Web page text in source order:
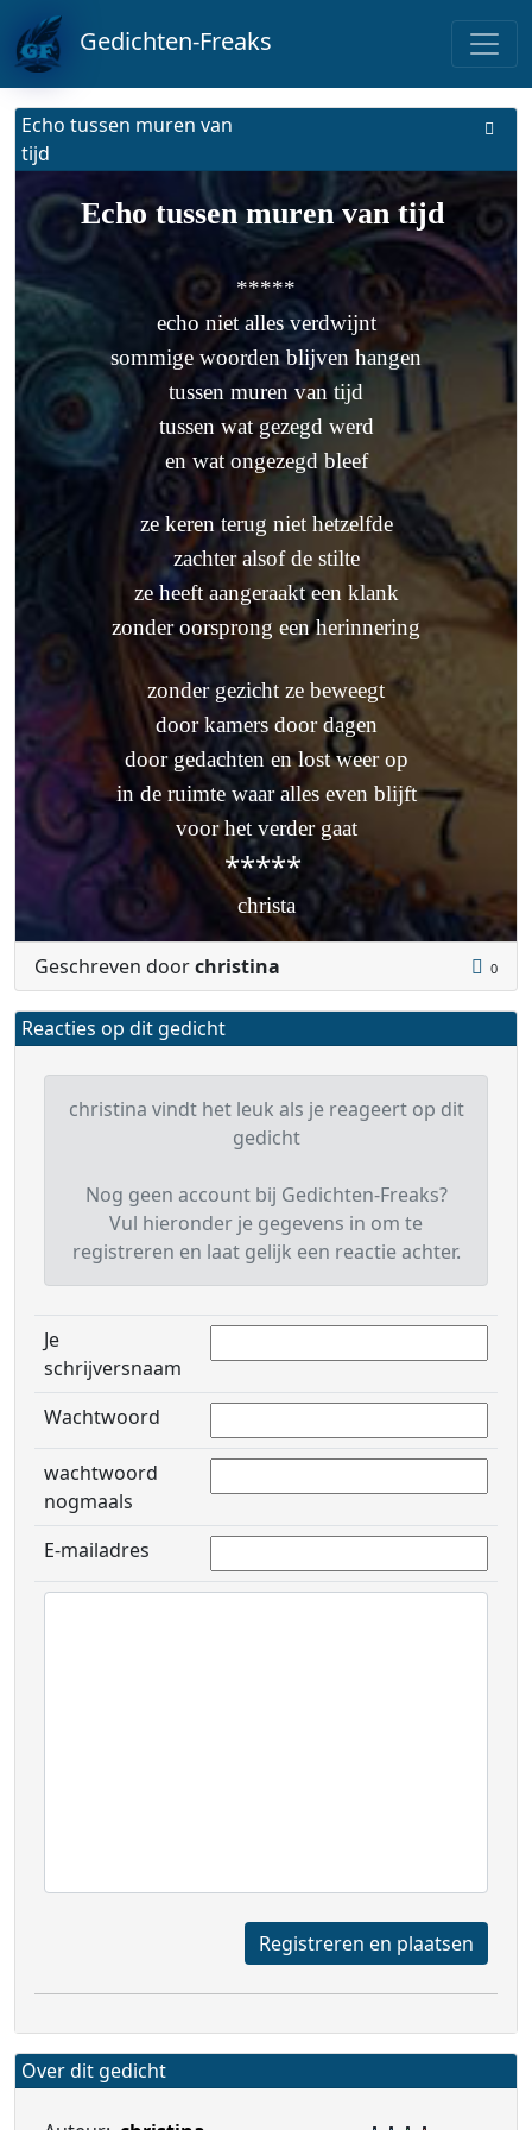
Gedichten-Freaks
Echo tussen muren van
tijd
Echo tussen muren van tijd
*****
echo niet alles verdwijnt
sommige woorden blijven hangen
tussen muren van tijd
tussen wat gezegd werd
en wat ongezegd bleef
ze keren terug niet hetzelfde
zachter alsof de stilte
ze heeft aangeraakt een klank
zonder oorsprong een herinnering
zonder gezicht ze beweegt
door kamers door dagen
door gedachten en lost weer op
in de ruimte waar alles even blijft
voor het verder gaat
*****
christa
Geschreven doorchristina 0
Reacties op dit gedicht
christina vindt het leuk als je reageert op dit
gedicht
Nog geen account bij Gedichten-Freaks?
Vul hieronder je gegevens in om te
registreren en laat gelijk een reactie achter.
Je
schrijversnaam
Wachtwoord
wachtwoord
nogmaals
E-mailadres
Registreren en plaatsen
Over dit gedicht